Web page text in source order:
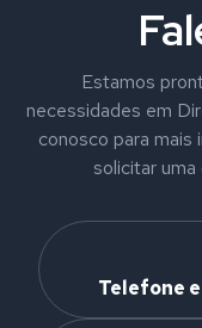
Estamos
necessidades em
conosco para
solicitar
Telefone